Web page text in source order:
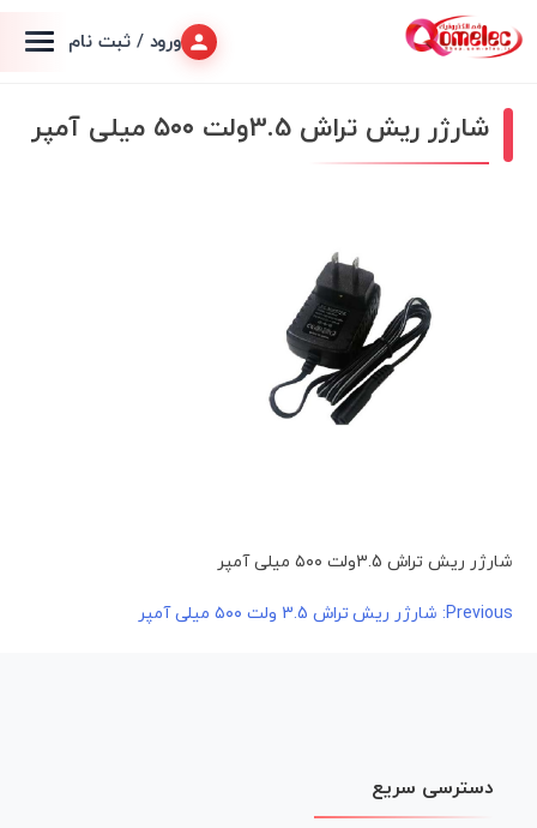
ورود / ثبت نام
شارژر ریش تراش 3.5ولت ۵۰۰ میلی آمپر
شارژر ریش تراش 3.5ولت ۵۰۰ میلی آمپر
راهبری
Previous: شارژر ریش تراش 3.5 ولت ۵۰۰ میلی آمپر
دسترسی سریع